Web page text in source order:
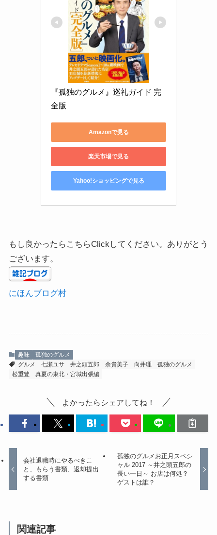
『孤独のグルメ』巡礼ガイド 完
全版
Amazonで見る
楽天市場で見る
Yahoo!ショッピングで見る
もし良かったらこちらClickしてください。ありがとう
ございます。
にほんブログ村
趣味
孤独のグルメ
グルメ
七瀬ユサ 井之頭五郎 余貴美子 向井理
孤独のグルメ
松重豊
真夏の東北・宮城出張編
よかったらシェアしてね！
会社退職時にやるべきこ
と、もらう書類、返却提出
する書類
孤独のグルメお正月スペシ
ャル 2017 ～井之頭五郎の
長い一日～ お店は何処？
ゲストは誰？
関連記事